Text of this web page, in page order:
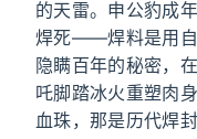
的天雷。申公豹成
焊死——焊料是用自
隐瞒百年的秘密，
吒脚踏冰火重塑肉
血珠，那是历代焊